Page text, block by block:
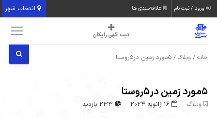
انتخاب شهر ورود / ثبت نام علاقه‌مندی ها
ثبت اگهی رایگان
خانه /وبلاگ / 5مورد زمین در5روستا
5مورد زمین در5روستا
وبلاگ 16 ژانویه 2024